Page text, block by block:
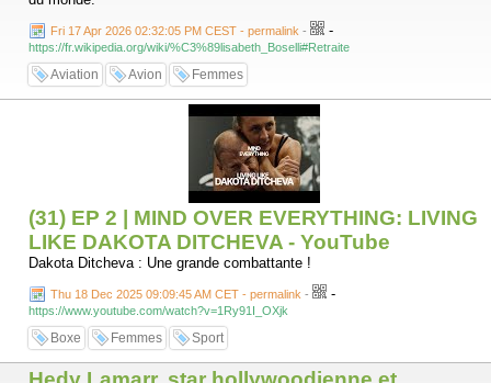
Fri 17 Apr 2026 02:32:05 PM CEST - permalink - -
https://fr.wikipedia.org/wiki/%C3%89lisabeth_Boselli#Retraite
Aviation Avion Femmes
(31) EP 2 | MIND OVER EVERYTHING: LIVING
LIKE DAKOTA DITCHEVA - YouTube
Dakota Ditcheva : Une grande combattante !
Thu 18 Dec 2025 09:09:45 AM CET - permalink - -
https://www.youtube.com/watch?v=1Ry91I_OXjk
Boxe Femmes Sport